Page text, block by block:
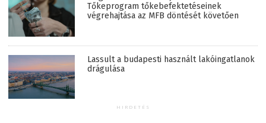
Tőkeprogram tőkebefektetéseinek
végrehajtása az MFB döntését követően
Lassult a budapesti használt lakóingatlanok
drágulása
HIRDETÉS